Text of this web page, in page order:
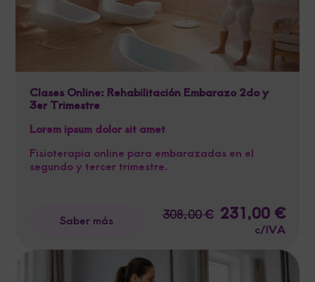
Clases Online: Rehabilitación Embarazo 2do y
3er Trimestre
Lorem ipsum dolor sit amet
Fisioterapia online para embarazadas en el
segundo y tercer trimestre.
Saber más 308,00€ El
precio
original
231,00 €El
es:
c/IVA